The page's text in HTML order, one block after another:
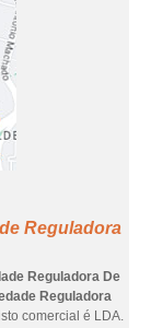
Reguladora
Reguladora De
Reguladora
comercial é LDA.